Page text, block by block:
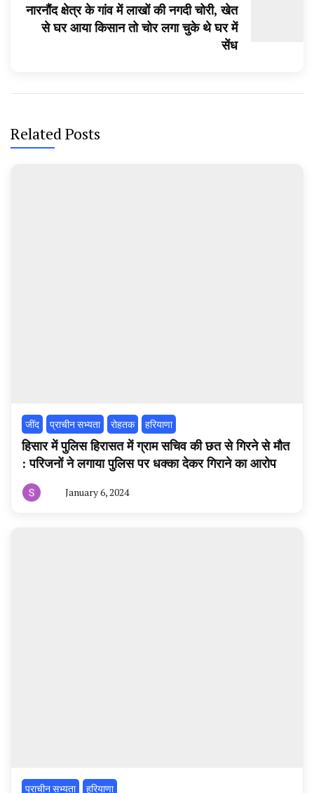
नारनौंद क्षेत्र के गांव में लाखों की नगदी चोरी, खेत
से घर आया किसान तो चोर लगा चुके थे घर में
सेंध
Related Posts
‌जींद प्राचीन सभ्यता रोहतक हरियाणा
हिसार में पुलिस हिरासत में ग्राम सचिव की छत से गिरने से मौत
: परिजनों ने लगाया पुलिस पर धक्का देकर गिराने का आरोप
January 6, 2024
प्राचीन सभ्यता हरियाणा